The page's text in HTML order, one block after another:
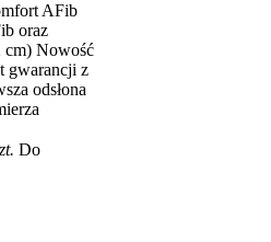
AFib
oraz
cm) Nowość
gwarancji z
odsłona
Do